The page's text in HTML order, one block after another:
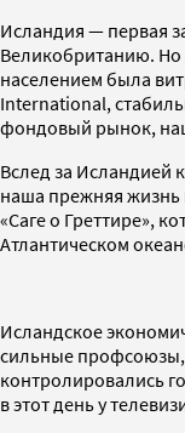
Исландия — первая
Великобританию. Но
населением была
International,
фондовый рынок,
Вслед за Исландией
наша прежняя жизнь
«Саге о Греттире»,
Атлантическом
Исландское
сильные профсоюзы,
контролировались
в этот день у